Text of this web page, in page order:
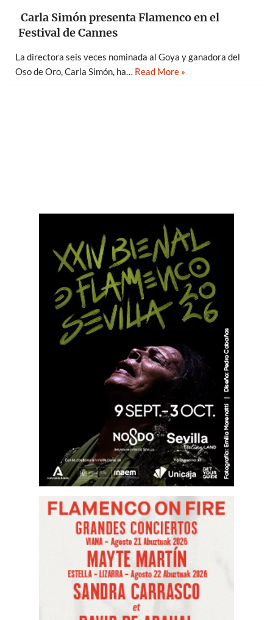
Carla Simón presenta Flamenco en el
Festival de Cannes
La directora seis veces nominada al Goya y ganadora del
Oso de Oro, Carla Simón, ha… Read More »